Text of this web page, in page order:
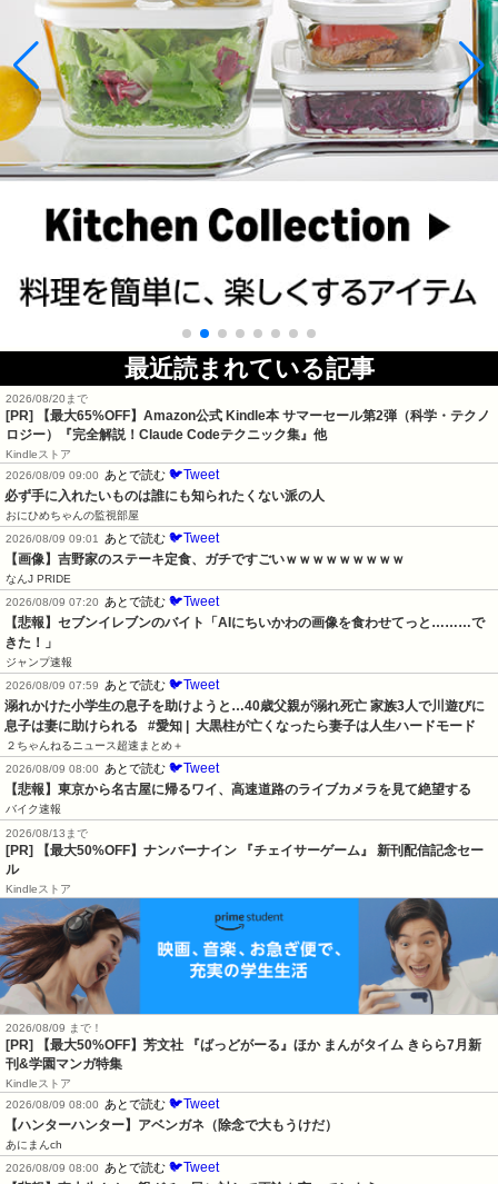
最近読まれている記事
2026/08/20まで
[PR]
【最大65%OFF】Amazon公式 Kindle本 サマーセール第2弾（科学・テクノ
ロジー）『完全解説！Claude Codeテクニック集』他
Kindleストア
2026/08/09 09:00
あとで読む 🐦Tweet
必ず手に入れたいものは誰にも知られたくない派の人
おにひめちゃんの監視部屋
2026/08/09 09:01
あとで読む 🐦Tweet
【画像】吉野家のステーキ定食、ガチですごいｗｗｗｗｗｗｗｗｗ
なんJ PRIDE
2026/08/09 07:20
あとで読む 🐦Tweet
【悲報】セブンイレブンのバイト「AIにちいかわの画像を食わせてっと………で
きた！」
ジャンプ速報
2026/08/09 07:59
あとで読む 🐦Tweet
溺れかけた小学生の息子を助けようと…40歳父親が溺れ死亡 家族3人で川遊びに
息子は妻に助けられる   #愛知 |  大黒柱が亡くなったら妻子は人生ハードモード
２ちゃんねるニュース超速まとめ＋
2026/08/09 08:00
あとで読む 🐦Tweet
【悲報】東京から名古屋に帰るワイ、高速道路のライブカメラを見て絶望する
バイク速報
2026/08/13まで
[PR] 【最大50%OFF】ナンバーナイン 『チェイサーゲーム』 新刊配信記念セー
ル
Kindleストア
2026/08/09 まで！
[PR] 【最大50%OFF】芳文社 『ばっどがーる』ほか まんがタイム きらら7月新
刊&学園マンガ特集
Kindleストア
2026/08/09 08:00
あとで読む 🐦Tweet
【ハンターハンター】アベンガネ（除念で大もうけだ）
あにまんch
2026/08/09 08:00
あとで読む 🐦Tweet